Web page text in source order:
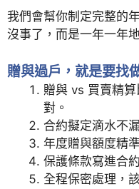
我們會幫你制定完整的
沒事了，而是一年一年
贈與過戶，就是要找
贈與 vs 買賣精
對。
合約擬定滴水不
年度贈與額度精
保護條款寫進合
全程保密處理，